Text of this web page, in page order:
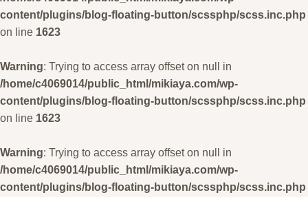
content/plugins/blog-floating-button/scssphp/scss.inc.php
on line 1623
Warning: Trying to access array offset on null in
/home/c4069014/public_html/mikiaya.com/wp-
content/plugins/blog-floating-button/scssphp/scss.inc.php
on line 1623
Warning: Trying to access array offset on null in
/home/c4069014/public_html/mikiaya.com/wp-
content/plugins/blog-floating-button/scssphp/scss.inc.php